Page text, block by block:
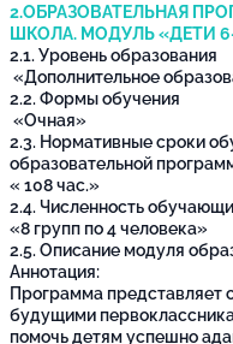
2.ОБРАЗОВАТЕЛЬНАЯ
ШКОЛА. МОДУЛЬ «ДЕТИ
2.1. Уровень образования
«Дополнительное
2.2. Формы обучения
«Очная»
2.3. Нормативные сроки
образовательной
« 108 час.»
2.4. Численность
«8 групп по 4 человека»
2.5. Описание модуля
Аннотация:
Программа представляет
будущими
помочь детям успешно